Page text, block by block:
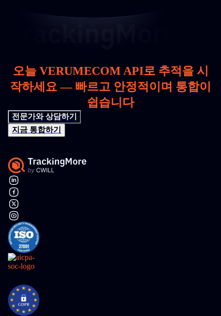
오늘 VERUMECOM API로 추적을 시
작하세요 — 빠르고 안정적이며 통합이
쉽습니다
전문가와 상담하기
지금 통합하기